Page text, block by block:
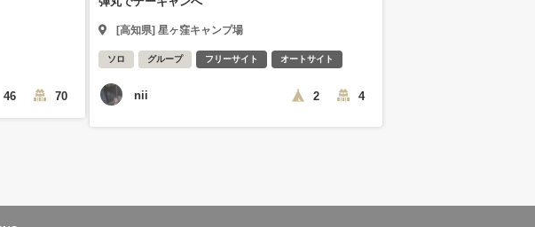
46 70
[高知県] 星ヶ窪キャンプ場
ソロ グループ フリーサイト オートサイト
nii 2 4